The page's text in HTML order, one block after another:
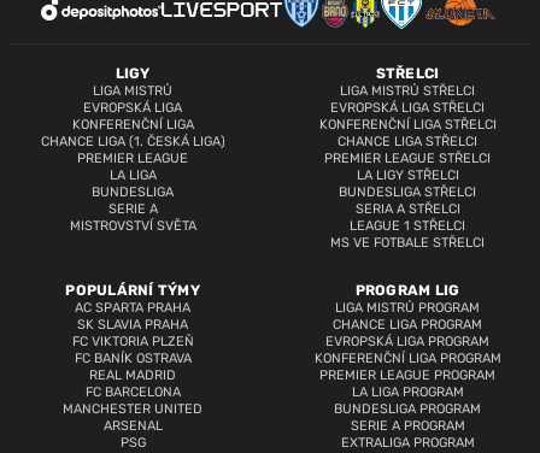
LIGY
LIGA MISTRŮ
EVROPSKÁ LIGA
KONFERENČNÍ LIGA
CHANCE LIGA (1. ČESKÁ LIGA)
PREMIER LEAGUE
LA LIGA
BUNDESLIGA
SERIE A
MISTROVSTVÍ SVĚTA
STŘELCI
LIGA MISTRŮ STŘELCI
EVROPSKÁ LIGA STŘELCI
KONFERENČNÍ LIGA STŘELCI
CHANCE LIGA STŘELCI
PREMIER LEAGUE STŘELCI
LA LIGY STŘELCI
BUNDESLIGA STŘELCI
SERIA A STŘELCI
LEAGUE 1 STŘELCI
MS VE FOTBALE STŘELCI
POPULÁRNÍ TÝMY
AC SPARTA PRAHA
SK SLAVIA PRAHA
FC VIKTORIA PLZEŇ
FC BANÍK OSTRAVA
REAL MADRID
FC BARCELONA
MANCHESTER UNITED
ARSENAL
PSG
PROGRAM LIG
LIGA MISTRŮ PROGRAM
CHANCE LIGA PROGRAM
EVROPSKÁ LIGA PROGRAM
KONFERENČNÍ LIGA PROGRAM
PREMIER LEAGUE PROGRAM
LA LIGA PROGRAM
BUNDESLIGA PROGRAM
SERIE A PROGRAM
EXTRALIGA PROGRAM